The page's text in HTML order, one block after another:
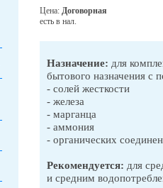
Цена: Договорная
есть в нал.
Назначение: для
бытового назначения
- солей жесткости
- железа
- марганца
- аммония
- органических
Рекомендуется: для
и средним